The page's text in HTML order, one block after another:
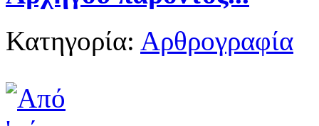
Κατηγορία: Αρθρογραφία